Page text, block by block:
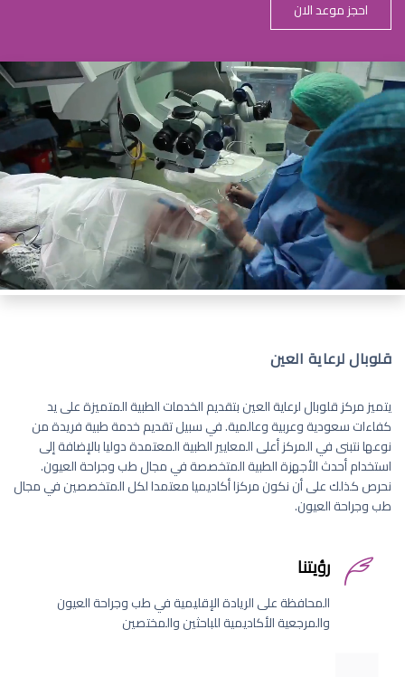
احجز موعد الان
قلوبال لرعاية العين
يتميز مركز قلوبال لرعاية العين بتقديم الخدمات الطبية المتميزة على يد
كفاءات سعودية وعربية وعالمية. في سبيل تقديم خدمة طبية فريدة من
نوعها نتبنى في المركز أعلى المعايير الطبية المعتمدة دوليا بالإضافة إلى
استخدام أحدث الأجهزة الطبية المتخصصة في مجال طب وجراحة العيون.
نحرص كذلك على أن نكون مركزا أكاديميا معتمدا لكل المتخصصين في مجال
طب وجراحة العيون.
رؤيتنا
المحافظة على الريادة الإقليمية في طب وجراحة العيون
والمرجعية الأكاديمية للباحثين والمختصين